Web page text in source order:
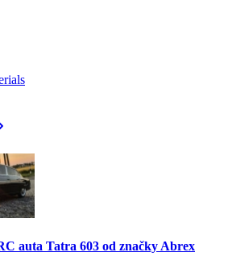
auta Tatra 603 od značky Abrex